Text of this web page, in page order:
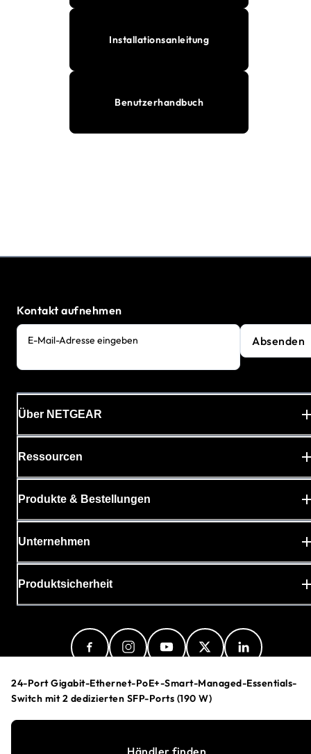
Installationsanleitung
Benutzerhandbuch
24-Port Gigabit-Ethernet-PoE+-Smart-Managed-Essentials-
Switch mit 2 dedizierten SFP-Ports (190 W)
Händler finden
Kontakt aufnehmen
E-Mail-Adresse eingeben Absenden
Über NETGEAR
Ressourcen
Produkte & Bestellungen
Unternehmen
Produktsicherheit
Austria (Deutsch)